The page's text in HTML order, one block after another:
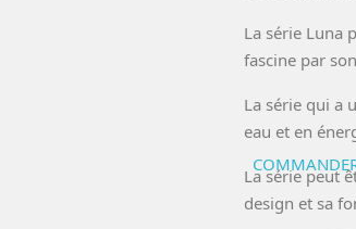
La série Luna
fascine par
La série qui a
eau et en
La série peut
design et sa